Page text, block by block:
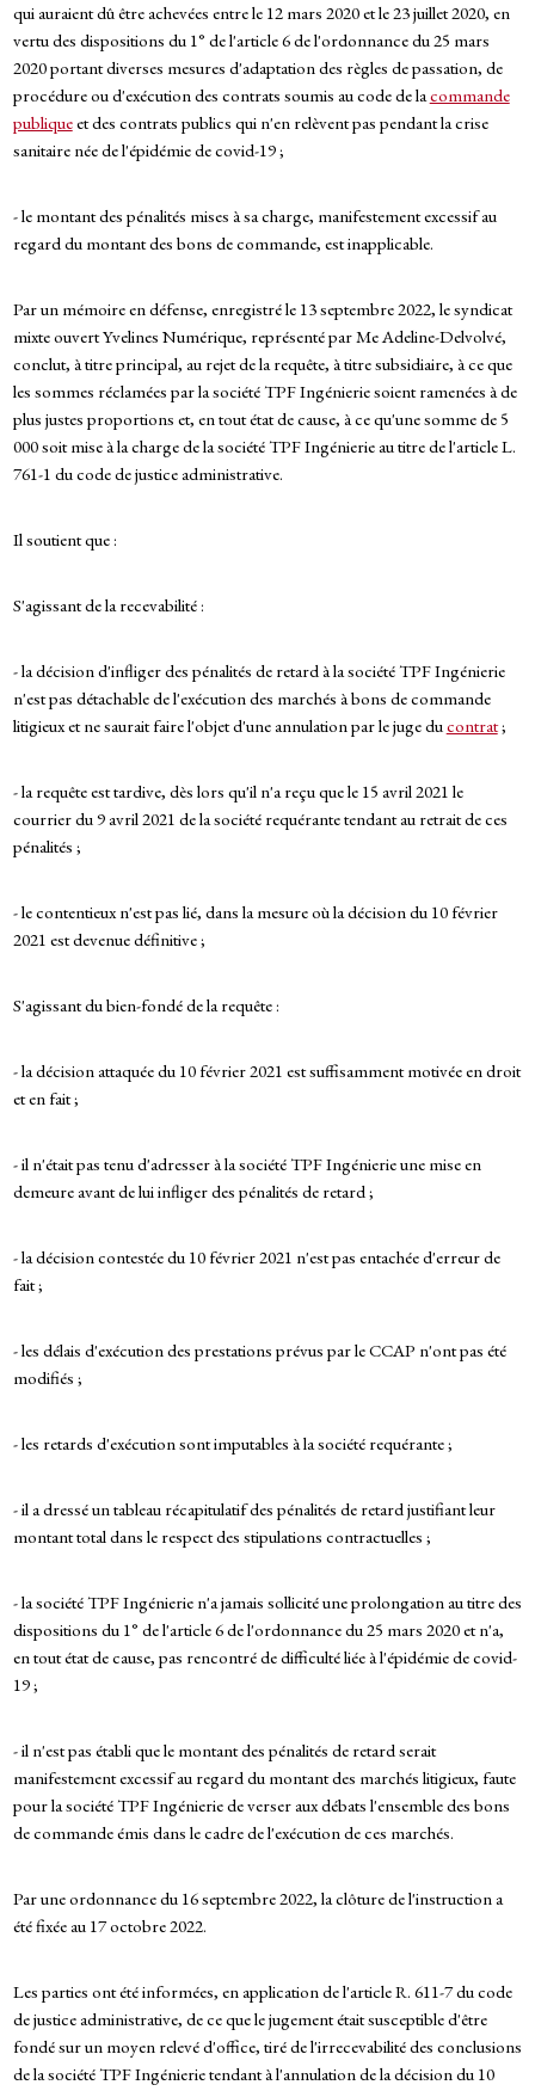
qui auraient dû être achevées entre le 12 mars 2020 et le 23 juillet 2020, en
vertu des dispositions du 1° de l'article 6 de l'ordonnance du 25 mars
2020 portant diverses mesures d'adaptation des règles de passation, de
procédure ou d'exécution des contrats soumis au code de lacommande
publiqueet des contrats publics qui n'en relèvent pas pendant la crise
sanitaire née de l'épidémie de covid-19 ;
- le montant des pénalités mises à sa charge, manifestement excessif au
regard du montant des bons de commande, est inapplicable.
Par un mémoire en défense, enregistré le 13 septembre 2022, le syndicat
mixte ouvert Yvelines Numérique, représenté par Me Adeline-Delvolvé,
conclut, à titre principal, au rejet de la requête, à titre subsidiaire, à ce que
les sommes réclamées par la société TPF Ingénierie soient ramenées à de
plus justes proportions et, en tout état de cause, à ce qu'une somme de 5
000 soit mise à la charge de la société TPF Ingénierie au titre de l'article L.
761-1 du code de justice administrative.
Il soutient que :
S'agissant de la recevabilité :
- la décision d'infliger des pénalités de retard à la société TPF Ingénierie
n'est pas détachable de l'exécution des marchés à bons de commande
litigieux et ne saurait faire l'objet d'une annulation par le juge ducontrat;
- la requête est tardive, dès lors qu'il n'a reçu que le 15 avril 2021 le
courrier du 9 avril 2021 de la société requérante tendant au retrait de ces
pénalités ;
- le contentieux n'est pas lié, dans la mesure où la décision du 10 février
2021 est devenue définitive ;
S'agissant du bien-fondé de la requête :
- la décision attaquée du 10 février 2021 est suffisamment motivée en droit
et en fait ;
- il n'était pas tenu d'adresser à la société TPF Ingénierie une mise en
demeure avant de lui infliger des pénalités de retard ;
- la décision contestée du 10 février 2021 n'est pas entachée d'erreur de
fait ;
- les délais d'exécution des prestations prévus par le CCAP n'ont pas été
modifiés ;
- les retards d'exécution sont imputables à la société requérante ;
- il a dressé un tableau récapitulatif des pénalités de retard justifiant leur
montant total dans le respect des stipulations contractuelles ;
- la société TPF Ingénierie n'a jamais sollicité une prolongation au titre des
dispositions du 1° de l'article 6 de l'ordonnance du 25 mars 2020 et n'a,
en tout état de cause, pas rencontré de difficulté liée à l'épidémie de covid-
19 ;
- il n'est pas établi que le montant des pénalités de retard serait
manifestement excessif au regard du montant des marchés litigieux, faute
pour la société TPF Ingénierie de verser aux débats l'ensemble des bons
de commande émis dans le cadre de l'exécution de ces marchés.
Par une ordonnance du 16 septembre 2022, la clôture de l'instruction a
été fixée au 17 octobre 2022.
Les parties ont été informées, en application de l'article R. 611-7 du code
de justice administrative, de ce que le jugement était susceptible d'être
fondé sur un moyen relevé d'office, tiré de l'irrecevabilité des conclusions
de la société TPF Ingénierie tendant à l'annulation de la décision du 10